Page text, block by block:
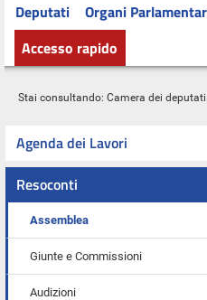
Deputati Organi
Accesso rapido
Stai consultando: Camera dei deputati
Agenda dei Lavori
Resoconti
Assemblea
Giunte e Commissioni
Audizioni